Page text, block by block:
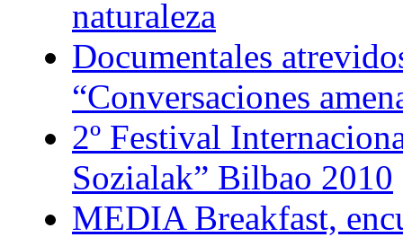
naturaleza
Documentales
“Conversaciones
2º Festival
Sozialak” Bilbao 2010
MEDIA Breakfast,